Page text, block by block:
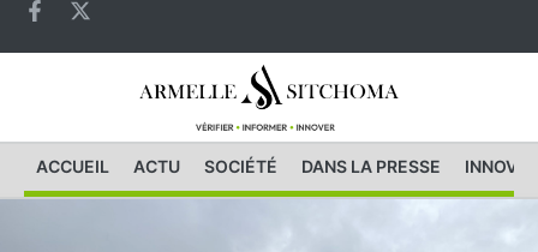
ACCUEIL ACTU SOCIÉTÉ DANS LA PRESSE